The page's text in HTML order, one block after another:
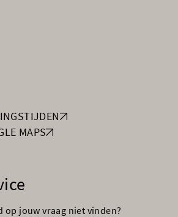
MAPS
op jouw vraag niet vinden?